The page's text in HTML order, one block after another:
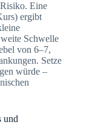
Eine
ergibt
Schwelle
von 6–7,
Setze
würde –
und